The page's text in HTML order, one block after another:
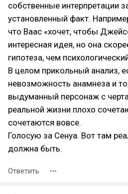
собственные интерпретации
установленный факт.
что Ваас «хочет, чтобы
интересная идея, но она
гипотеза, чем
В целом прикольный анализ,
невозможность анамнеза и
выдуманный персонаж с
реальной жизни плохо
сочетаются вовсе.
Голосую за Сенуа. Вот там
должна быть.
Ответить